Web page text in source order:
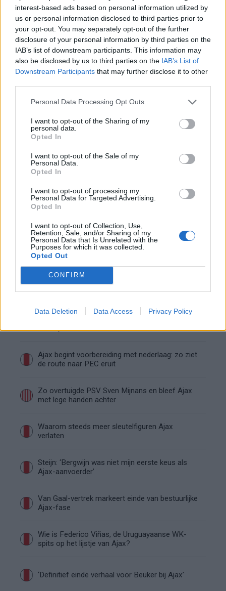
interest-based ads based on personal information utilized by
us or personal information disclosed to third parties prior to
your opt-out. You may separately opt-out of the further
disclosure of your personal information by third parties on the
IAB’s list of downstream participants. This information may
also be disclosed by us to third parties on the IAB’s List of
Downstream Participants that may further disclose it to other
Personal Data Processing Opt Outs
I want to opt-out of the Sharing of my
personal data.
Opted In
I want to opt-out of the Sale of my
Personal Data.
Opted In
I want to opt-out of processing my
Personal Data for Targeted Advertising.
Opted In
I want to opt-out of Collection, Use,
Retention, Sale, and/or Sharing of my
Personal Data that Is Unrelated with the
Purposes for which it was collected.
Opted Out
CONFIRM
Data Deletion Data Access Privacy Policy
Azzedine Ounahi
Steven Berghuis zorgt voor ophef na harde
tackle in oefenduel van Ajax
Dit houdt de transfer van Marc-André ter Stegen
naar Ajax nog tegen
De terugkeer van Daley Blind past in een groter
Kritiek op Engels van Míchel genuanceerd: ‘Ajax-
De eerste Míchel-dagen bij Ajax: Blind coacht,
Steur kiest voor Newcastle na gemiste
Blind kan bij Ajax de speler naast Míchel worden
“Twente was toen niet haalbaar”: Weghorst blikt
terug op Ajax-keuze
duidelijker
Ajax begint voorbereiding met nederlaag: zo ziet
de route naar PEC eruit
Zo overtuigde PSV Sven Mijnans en bleef Ajax
met lege handen achter
Waarom steeds meer sleutelfiguren Ajax
verlaten
Steijn: ‘Bergwijn was niet mijn eerste keus als
Ajax-aanvoerder’
Van Gaal-vertrek markeert einde van bestuurlijke
Ajax-fase
Wie is Federico Viñas, de Uruguayaanse WK-
spits op het lijstje van Ajax?
‘Definitief einde verhaal voor Beuker bij Ajax’